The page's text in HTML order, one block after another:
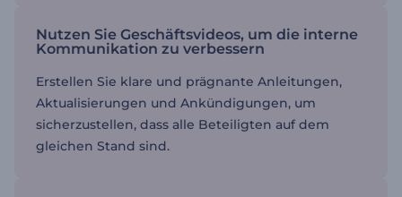
Nutzen Sie Geschäftsvideos, um die interne
Kommunikation zu verbessern
Erstellen Sie klare und prägnante Anleitungen,
Aktualisierungen und Ankündigungen, um
sicherzustellen, dass alle Beteiligten auf dem
gleichen Stand sind.